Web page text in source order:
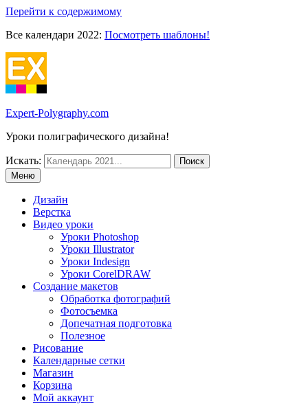
Перейти к содержимому
Все календари 2022: Посмотреть шаблоны!
Expert-Polygraphy.com
Уроки полиграфического дизайна!
Искать:
Меню
Дизайн
Верстка
Видео уроки
Уроки Photoshop
Уроки Illustrator
Уроки Indesign
Уроки CorelDRAW
Создание макетов
Обработка фотографий
Фотосъемка
Допечатная подготовка
Полезное
Рисование
Календарные сетки
Магазин
Корзина
Мой аккаунт